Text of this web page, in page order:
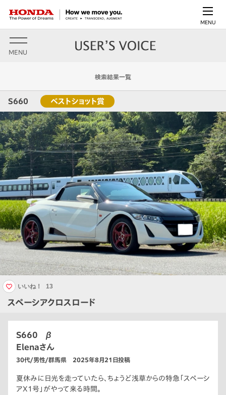
MENU
MENU
検索結果一覧
S660 ベストショット賞
スペーシアクロスロード
いいね！ 13
S660 β
Elenaさん
30代/男性/群馬県 2025年8月21日投稿
夏休みに日光を走っていたら、ちょうど浅草からの特急「スペーシ
アX1号」がやって来る時間。